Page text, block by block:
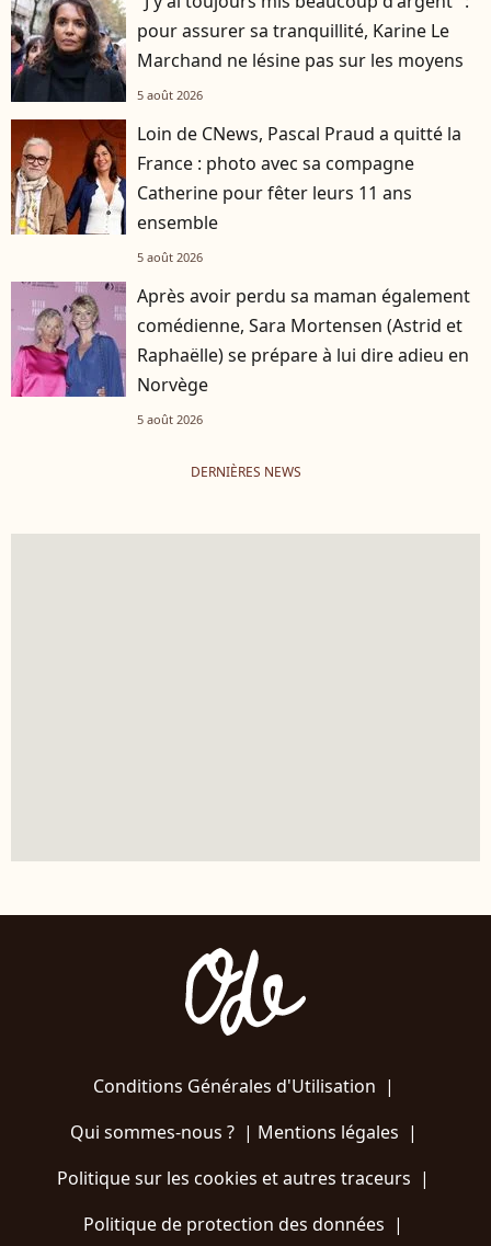
pour assurer sa tranquillité, Karine Le
Marchand ne lésine pas sur les moyens
5 août 2026
Loin de CNews, Pascal Praud a quitté la
France : photo avec sa compagne
Catherine pour fêter leurs 11 ans
ensemble
5 août 2026
Après avoir perdu sa maman également
comédienne, Sara Mortensen (Astrid et
Raphaëlle) se prépare à lui dire adieu en
Norvège
5 août 2026
DERNIÈRES NEWS
Conditions Générales d'Utilisation |
Qui sommes-nous ?| Mentions légales |
Politique sur les cookies et autres traceurs |
Politique de protection des données |